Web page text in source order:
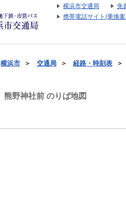
横浜市交通局 免
携帯電話サイト(乗換
横浜市 ＞ 交通局 ＞ 経路・時刻表 ＞
熊野神社前 のりば地図